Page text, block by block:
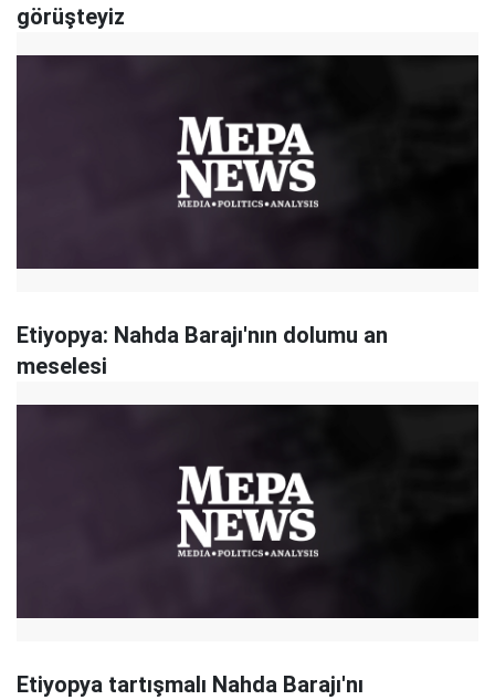
görüşteyiz
Etiyopya: Nahda Barajı'nın dolumu an
meselesi
Etiyopya tartışmalı Nahda Barajı'nı